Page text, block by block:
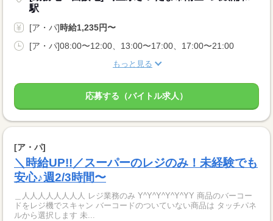
駅
[ア・パ]時給1,235円〜
[ア・パ]08:00〜12:00、13:00〜17:00、17:00〜21:00
もっと見る
応募する（バイトル求人）
[ア・パ]
＼時給UP!!／スーパーのレジのみ！未経験でも
安心♪週2/3時間〜
＿人人人人人人人人 レジ業務のみ Y^Y^Y^Y^Y^YY 商品のバーコー
ドをレジ機でスキャン バーコードのついていない商品は タッチパネ
ルから選択します 未...